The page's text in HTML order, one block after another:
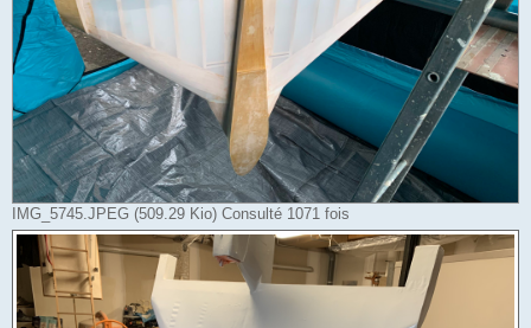
IMG_5745.JPEG (509.29 Kio) Consulté 1071 fois